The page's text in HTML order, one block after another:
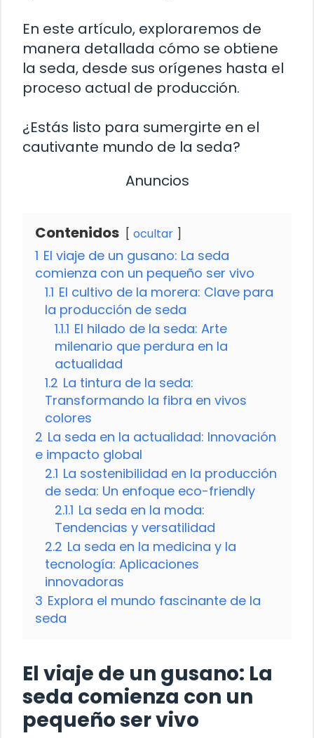
En este artículo, exploraremos de
manera detallada cómo se obtiene
la seda, desde sus orígenes hasta el
proceso actual de producción.
¿Estás listo para sumergirte en el
cautivante mundo de la seda?
Anuncios
Contenidos ocultar
1 El viaje de un gusano: La seda
comienza con un pequeño ser vivo
1.1 El cultivo de la morera: Clave para
la producción de seda
1.1.1 El hilado de la seda: Arte
milenario que perdura en la
actualidad
1.2 La tintura de la seda:
Transformando la fibra en vivos
colores
2 La seda en la actualidad: Innovación
e impacto global
2.1 La sostenibilidad en la producción
de seda: Un enfoque eco-friendly
2.1.1 La seda en la moda:
Tendencias y versatilidad
2.2 La seda en la medicina y la
tecnología: Aplicaciones
innovadoras
3 Explora el mundo fascinante de la
seda
El viaje de un gusano: La
seda comienza con un
pequeño ser vivo